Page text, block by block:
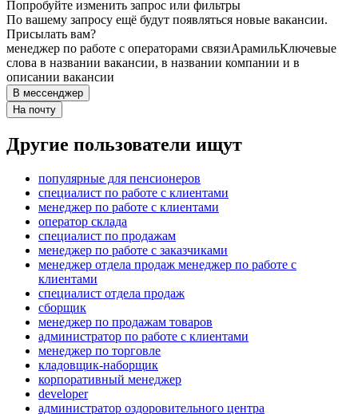
Попробуйте изменить запрос или фильтры
По вашему запросу ещё будут появляться новые вакансии.
Присылать вам?
менеджер по работе с операторами связиАрамильКлючевые
слова в названии вакансии, в названии компании и в
описании вакансии
В мессенджер
На почту
Другие пользователи ищут
популярные для пенсионеров
специалист по работе с клиентами
менеджер по работе с клиентами
оператор склада
специалист по продажам
менеджер по работе с заказчиками
менеджер отдела продаж менеджер по работе с
клиентами
специалист отдела продаж
сборщик
менеджер по продажам товаров
администратор по работе с клиентами
менеджер по торговле
кладовщик-наборщик
корпоративный менеджер
developer
администратор оздоровительного центра